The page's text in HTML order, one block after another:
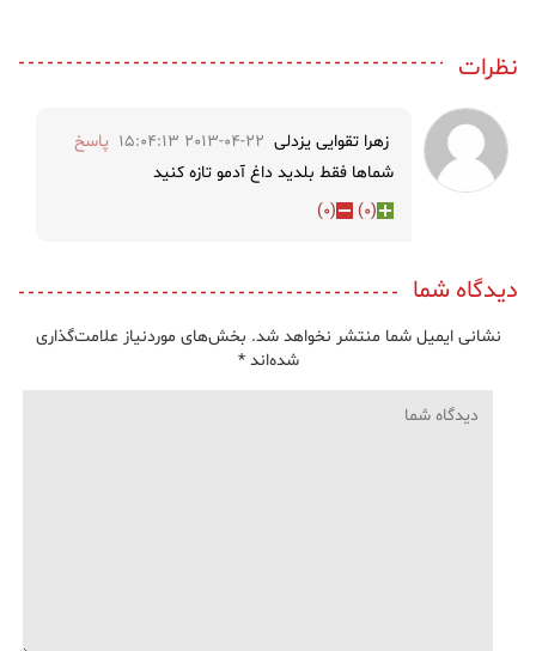
نظرات
زهرا تقوایی یزدلی 2013-04-22 15:04:13
پاسخ
شماها فقط بلدید داغ آدمو تازه کنید
(
0
)
(
0
)
دیدگاه شما
نشانی ایمیل شما منتشر نخواهد شد. بخش‌های موردنیاز علامت‌گذاری
شده‌اند*